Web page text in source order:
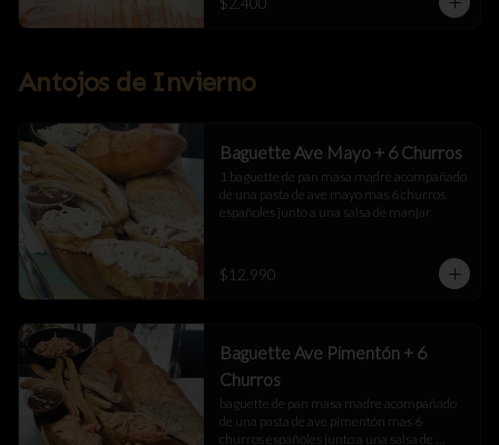
Antojos de Invierno
Baguette Ave Mayo + 6 Churros
1 baguette de pan masa madre acompañado
de una pasta de ave mayo mas 6 churros
españoles junto a una salsa de manjar
$12.990
Baguette Ave Pimentón + 6
Churros
baguette de pan masa madre acompañado
de una pasta de ave pimentón mas 6
churros españoles junto a una salsa de